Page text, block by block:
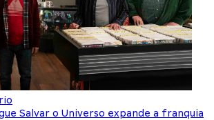
Salvar o Universo expande a franquia